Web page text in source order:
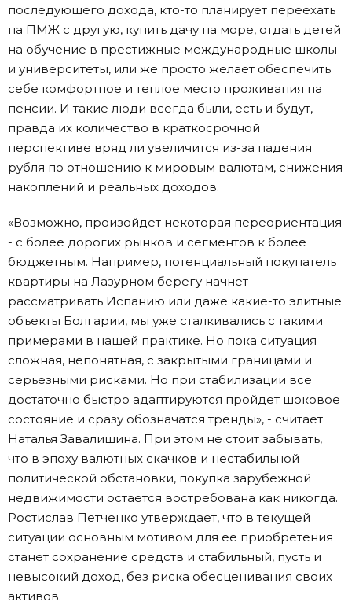
последующего дохода, кто-то планирует переехать
на ПМЖ с другую, купить дачу на море, отдать детей
на обучение в престижные международные школы
и университеты, или же просто желает обеспечить
себе комфортное и теплое место проживания на
пенсии. И такие люди всегда были, есть и будут,
правда их количество в краткосрочной
перспективе вряд ли увеличится из-за падения
рубля по отношению к мировым валютам, снижения
накоплений и реальных доходов.
«Возможно, произойдет некоторая переориентация
- с более дорогих рынков и сегментов к более
бюджетным. Например, потенциальный покупатель
квартиры на Лазурном берегу начнет
рассматривать Испанию или даже какие-то элитные
объекты Болгарии, мы уже сталкивались с такими
примерами в нашей практике. Но пока ситуация
сложная, непонятная, с закрытыми границами и
серьезными рисками. Но при стабилизации все
достаточно быстро адаптируются пройдет шоковое
состояние и сразу обозначатся тренды», - считает
Наталья Завалишина. При этом не стоит забывать,
что в эпоху валютных скачков и нестабильной
политической обстановки, покупка зарубежной
недвижимости остается востребована как никогда.
Ростислав Петченко утверждает, что в текущей
ситуации основным мотивом для ее приобретения
станет сохранение средств и стабильный, пусть и
невысокий доход, без риска обесценивания своих
активов.